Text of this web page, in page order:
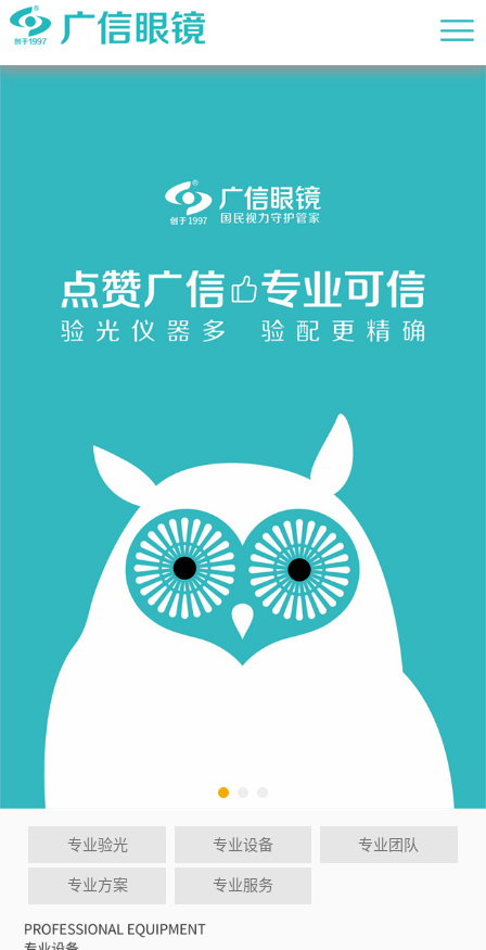
专业验光 专业设备 专业团队
专业方案 专业服务